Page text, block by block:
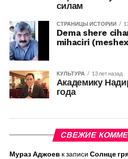
силам
СТРАНИЦЫ ИСТОРИИ
Dema shere
mihaciri
КУЛЬТУРА 13 лет назад
Академику
года
СВЕЖИЕ
Мураз Аджоев к записи Солнце